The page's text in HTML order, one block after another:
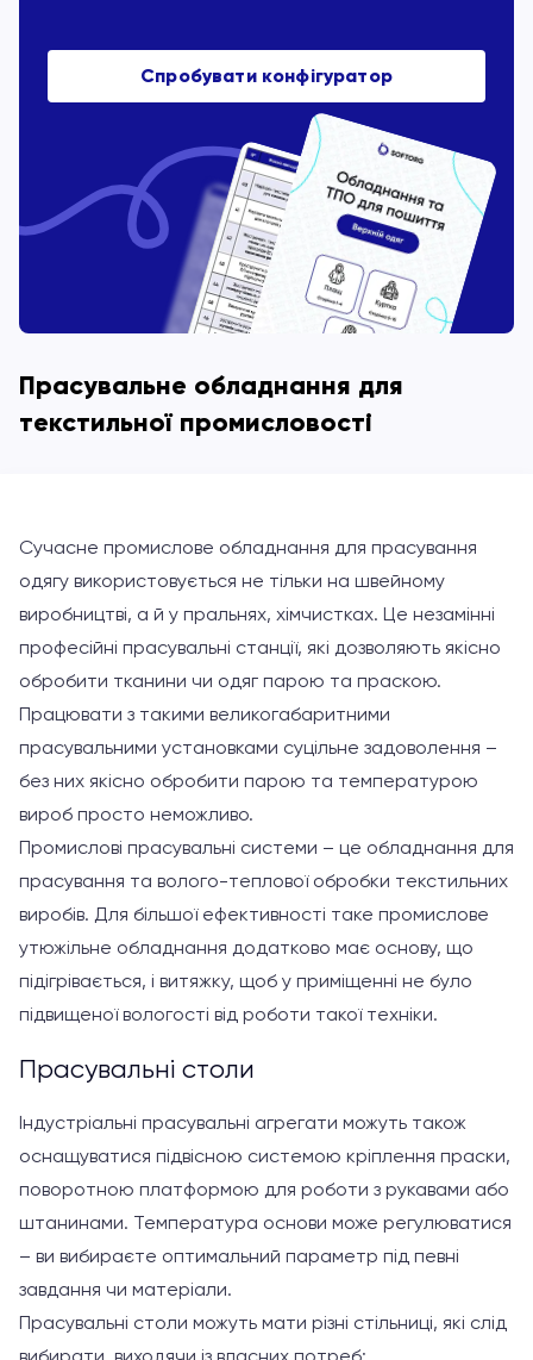
Спробувати конфігуратор
Прасувальне обладнання для
текстильної промисловості
Сучасне промислове обладнання для прасування
одягу використовується не тільки на швейному
виробництві, а й у пральнях, хімчистках. Це незамінні
професійні прасувальні станції, які дозволяють якісно
обробити тканини чи одяг парою та праскою.
Працювати з такими великогабаритними
прасувальними установками суцільне задоволення –
без них якісно обробити парою та температурою
вироб просто неможливо.
Промислові прасувальні системи – це обладнання для
прасування та волого-теплової обробки текстильних
виробів. Для більшої ефективності таке промислове
утюжільне обладнання додатково має основу, що
підігрівається, і витяжку, щоб у приміщенні не було
підвищеної вологості від роботи такої техніки.
Прасувальні столи
Індустріальні прасувальні агрегати можуть також
оснащуватися підвісною системою кріплення праски,
поворотною платформою для роботи з рукавами або
штанинами. Температура основи може регулюватися
– ви вибираєте оптимальний параметр під певні
завдання чи матеріали.
Прасувальні столи можуть мати різні стільниці, які слід